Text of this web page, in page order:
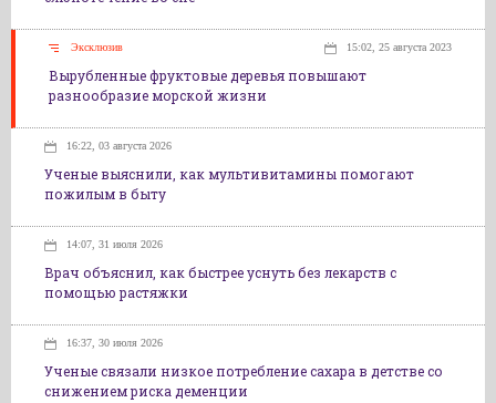
Эксклюзив 15:02, 25 августа 2023
Вырубленные фруктовые деревья повышают
разнообразие морской жизни
16:22, 03 августа 2026
Ученые выяснили, как мультивитамины помогают
пожилым в быту
14:07, 31 июля 2026
Врач объяснил, как быстрее уснуть без лекарств с
помощью растяжки
16:37, 30 июля 2026
Ученые связали низкое потребление сахара в детстве со
снижением риска деменции